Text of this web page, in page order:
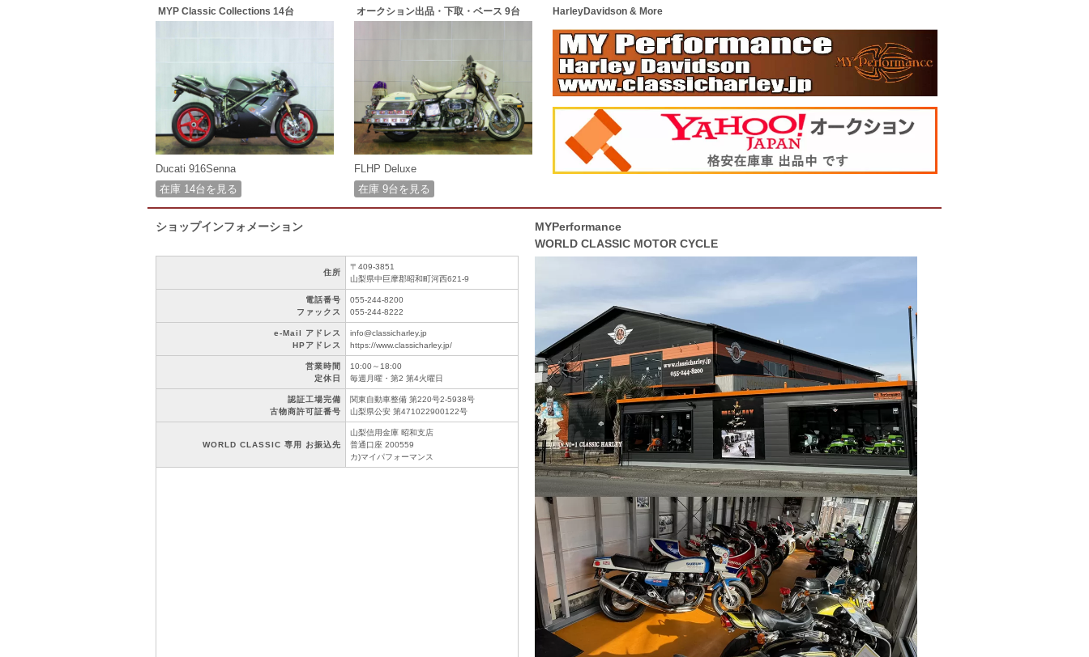
MYP Classic Collections 14台
Ducati 916Senna
在庫 14台を見る
オークション出品・下取・ベース 9台
FLHP Deluxe
在庫 9台を見る
HarleyDavidson & More
ショップインフォメーション
住所
〒409-3851
山梨県中巨摩郡昭和町河西621-9
電話番号
ファックス
055-244-8200
055-244-8222
e-Mail アドレス
HPアドレス
info@classicharley.jp
https://www.classicharley.jp/
営業時間
定休日
10:00～18:00
毎週月曜・第2 第4火曜日
認証工場完備
古物商許可証番号
関東自動車整備 第220号2-5938号
山梨県公安 第471022900122号
WORLD CLASSIC 専用 お振込先
山梨信用金庫 昭和支店
普通口座 200559
カ)マイパフォーマンス
MYPerformance
WORLD CLASSIC MOTOR CYCLE